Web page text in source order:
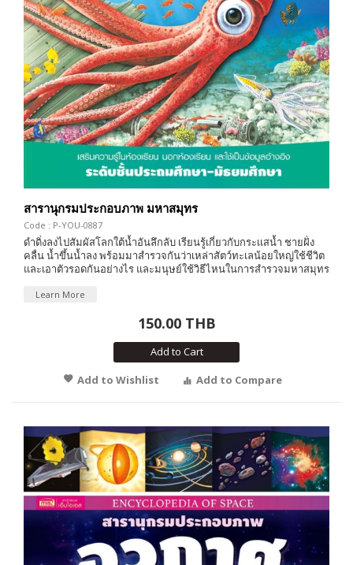
สารานุกรมประกอบภาพ มหาสมุทร
Code : P-YOU-0887
ดำดิ่งลงไปสัมผัสโลกใต้น้ำอันลึกลับ เรียนรู้เกี่ยวกับกระเเสน้ำ ชายฝั่ง
คลื่น น้ำขึ้นน้ำลง พร้อมมาสำรวจกันว่าเหล่าสัตว์ทะเลน้อยใหญ่ใช้ชีวิต
และเอาตัวรอดกันอย่างไร และมนุษย์ใช้วิธีไหนในการสำรวจมหาสมุทร
Learn More
150.00 THB
Add to Cart
Add to Wishlist
Add to Compare